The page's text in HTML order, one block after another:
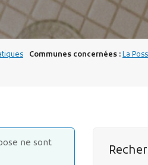
Communes concernées :La
ne sont